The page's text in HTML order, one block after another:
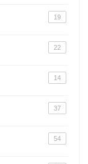
19
22
14
37
54